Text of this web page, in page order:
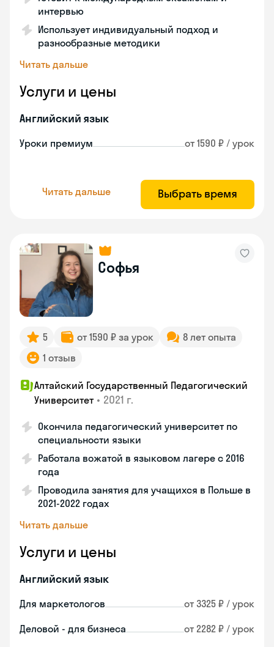
интервью
Использует индивидуальный подход и
разнообразные методики
Читать дальше
Услуги и цены
Английский язык
Уроки премиум от 1590 ₽ / урок
Читать дальше Выбрать время
Софья
5 от 1590 ₽ за урок
8 лет опыта
1 отзыв
Алтайский Государственный Педагогический
Университет • 2021 г.
Окончила педагогический университет по
специальности языки
Работала вожатой в языковом лагере с 2016
года
Проводила занятия для учащихся в Польше в
2021-2022 годах
Читать дальше
Услуги и цены
Английский язык
Для маркетологов от 3325 ₽ / урок
Деловой - для бизнеса от 2282 ₽ / урок